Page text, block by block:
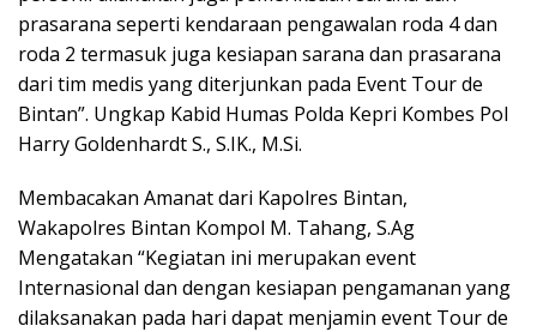
prasarana seperti kendaraan pengawalan roda 4 dan
roda 2 termasuk juga kesiapan sarana dan prasarana
dari tim medis yang diterjunkan pada Event Tour de
Bintan”. Ungkap Kabid Humas Polda Kepri Kombes Pol
Harry Goldenhardt S., S.IK., M.Si.
Membacakan Amanat dari Kapolres Bintan,
Wakapolres Bintan Kompol M. Tahang, S.Ag
Mengatakan “Kegiatan ini merupakan event
Internasional dan dengan kesiapan pengamanan yang
dilaksanakan pada hari dapat menjamin event Tour de